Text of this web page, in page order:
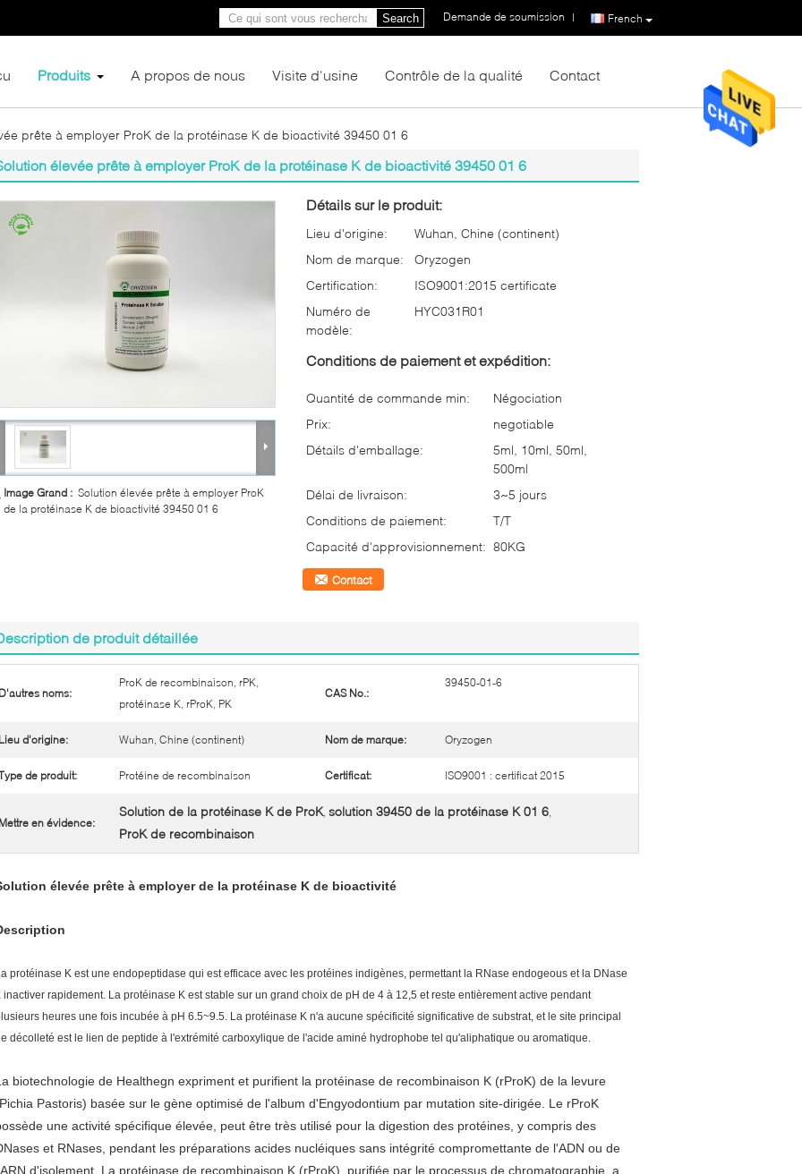
French
Demande de soumission |
Search
Produits A propos de nous Visite d'usine Contrôle de la qualité Contact
prête à employer ProK de la protéinase K de bioactivité 39450 01 6
élevée prête à employer ProK de la protéinase K de bioactivité 39450 01 6
Image Grand : Solution élevée prête à employer ProK
de la protéinase K de bioactivité 39450 01 6
Détails sur le produit:
Lieu d'origine:
Wuhan, Chine (continent)
Nom de marque:
Oryzogen
Certification:
ISO9001:2015 certificate
Numéro de
modèle:
HYC031R01
Conditions de paiement et expédition:
Quantité de commande min:
Négociation
Prix:
negotiable
Détails d'emballage:
5ml, 10ml, 50ml,
500ml
Délai de livraison:
3~5 jours
Conditions de paiement:
T/T
Capacité d'approvisionnement: 80KG
Contact
de produit détaillée
noms:
ProK de recombinaison, rPK,
protéinase K, rProK, PK
CAS No.:
39450-01-6
d'origine: Wuhan, Chine (continent) Nom de marque: Oryzogen
de produit: Protéine de recombinaison Certificat: ISO9001 : certificat 2015
en évidence:
Solution de la protéinase K de ProK, solution 39450 de la protéinase K 01 6,
ProK de recombinaison
élevée prête à employer de la protéinase K de bioactivité
protéinase K est une endopeptidase qui est efficace avec les protéines indigènes, permettant la RNase endogeous et la DNase
inactiver rapidement. La protéinase K est stable sur un grand choix de pH de 4 à 12,5 et reste entièrement active pendant
heures une fois incubée à pH 6.5~9.5. La protéinase K n'a aucune spécificité significative de substrat, et le site principal
décolleté est le lien de peptide à l'extrémité carboxylique de l'acide aminé hydrophobe tel qu'aliphatique ou aromatique.
biotechnologie de Healthegn expriment et purifient la protéinase de recombinaison K (rProK) de la levure
Pastoris) basée sur le gène optimisé de l'album d'Engyodontium par mutation site-dirigée. Le rProK
une activité spécifique élevée, peut être très utilisé pour la digestion des protéines, y compris des
et RNases, pendant les préparations acides nucléiques sans intégrité compromettante de l'ADN ou de
d'isolement. La protéinase de recombinaison K (rProK), purifiée par le processus de chromatographie, a